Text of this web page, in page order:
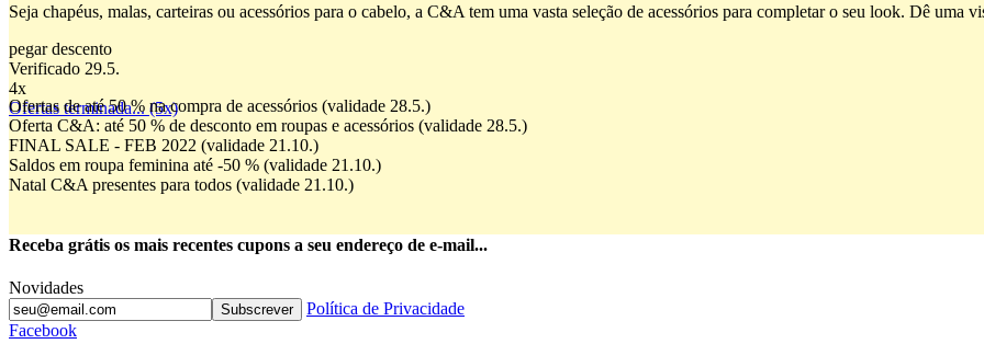
Seja chapéus, malas, carteiras ou acessórios para o cabelo, a C&A tem uma vasta seleção de acessórios para completar o seu look. Dê uma
pegar descento
Verificado 29.5.
4x
Ofertas terminada... (5x)
Ofertas de até 50 % na compra de acessórios (validade 28.5.)
Oferta C&A: até 50 % de desconto em roupas e acessórios (validade 28.5.)
FINAL SALE - FEB 2022 (validade 21.10.)
Saldos em roupa feminina até -50 % (validade 21.10.)
Natal C&A presentes para todos (validade 21.10.)
Receba grátis os mais recentes cupons a seu endereço de e-mail...
Novidades
Subscrever
Política de Privacidade
Facebook